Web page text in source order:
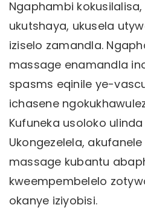
Ngaphambi
ukutshaya, ukusela
iziselo zamandla.
massage enamandla
spasms eqinile ye-
ichasene
Kufuneka usoloko
Ukongezelela,
massage kubantu
kweempembelelo
okanye iziyobisi.